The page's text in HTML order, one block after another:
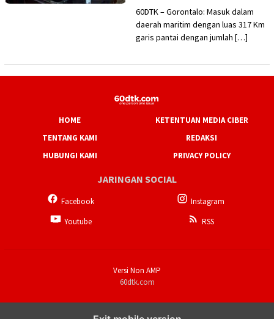
60DTK – Gorontalo: Masuk dalam
daerah maritim dengan luas 317 Km
garis pantai dengan jumlah […]
HOME
KETENTUAN MEDIA CIBER
TENTANG KAMI
REDAKSI
HUBUNGI KAMI
PRIVACY POLICY
JARINGAN SOCIAL
Facebook
Instagram
Youtube
RSS
Versi Non AMP
60dtk.com